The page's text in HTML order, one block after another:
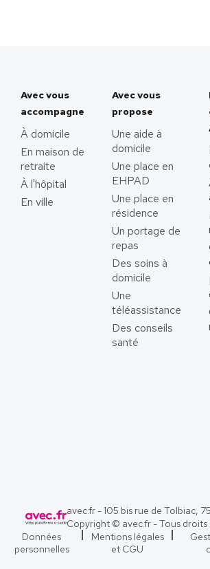
Avec vous
accompagne
À domicile
En maison de
retraite
À l'hôpital
En ville
Avec vous
propose
Une aide à
domicile
Une place en
EHPAD
Une place en
résidence
Un portage de
repas
Des soins à
domicile
Une
téléassistance
Des conseils
santé
avec.fr - 105 bis rue de Tolbiac,
Copyright © avec.fr - Tous droits
Données
personnelles
Mentions légales
et CGU